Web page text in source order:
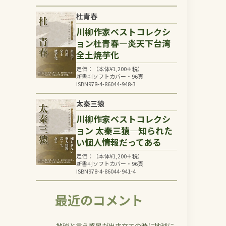
杜青春
川柳作家ベストコレクシ
ョン杜青春―炎天下台湾
全土焼芋化
定価：（本体¥1,200＋税）
新書判ソフトカバー・96頁
ISBN978-4-86044-948-3
太秦三猿
川柳作家ベストコレクシ
ョン 太秦三猿―知られた
い個人情報だってある
定価：（本体¥1,200＋税）
新書判ソフトカバー・96頁
ISBN978-4-86044-941-4
最近のコメント